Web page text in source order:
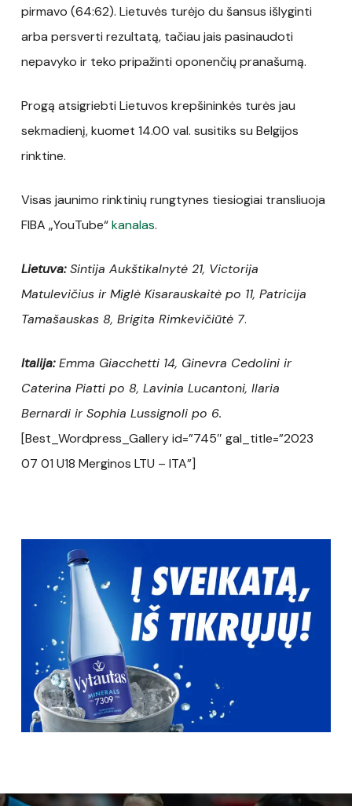
pirmavo (64:62). Lietuvės turėjo du šansus išlyginti
arba persverti rezultatą, tačiau jais pasinaudoti
nepavyko ir teko pripažinti oponenčių pranašumą.
Progą atsigriebti Lietuvos krepšininkės turės jau
sekmadienį, kuomet 14.00 val. susitiks su Belgijos
rinktine.
Visas jaunimo rinktinių rungtynes tiesiogiai transliuoja
FIBA „YouTube“kanalas.
Lietuva:Sintija Aukštikalnytė 21, Victorija
Matulevičius ir Miglė Kisarauskaitė po 11, Patricija
Tamašauskas 8, Brigita Rimkevičiūtė 7.
Italija:Emma Giacchetti 14, Ginevra Cedolini ir
Caterina Piatti po 8, Lavinia Lucantoni, Ilaria
Bernardi ir Sophia Lussignoli po 6.
[Best_Wordpress_Gallery id=”745″ gal_title=”2023
07 01 U18 Merginos LTU – ITA”]